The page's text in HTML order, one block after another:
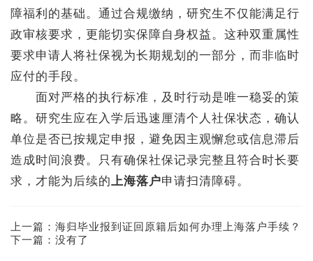
障福利的基础。通过合规缴纳，研究生不仅能满足行
政审核要求，更能切实保障自身权益。这种双重属性
要求申请人将社保视为长期规划的一部分，而非临时
应付的手段。
面对严格的执行标准，及时行动是唯一稳妥的策
略。研究生应在入学后迅速厘清个人社保状态，确认
单位是否已按规定申报，避免因主观懈怠或信息滞后
造成时间浪费。只有确保社保记录完整且符合时长要
求，才能为后续的上海落户申请扫清障碍。
上一篇： 海归毕业报到证回原籍后如何办理上海落户手续？
下一篇：没有了